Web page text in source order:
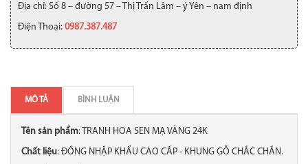
Địa chỉ: Số 8 – đường 57 – Thị Trấn Lâm – ý Yên – nam định
Điện Thoại: 0987.387.487
MÔ TẢ BÌNH LUẬN
Tên sản phẩm: TRANH HOA SEN MẠ VÀNG 24K
Chất liệu: ĐỒNG NHẬP KHẨU CAO CẤP - KHUNG GỖ CHẮC CHẮN.